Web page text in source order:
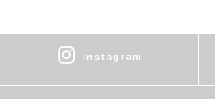
instagram